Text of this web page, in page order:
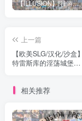
【ILLUSION】I社游戏合集截至2025 无修正汉化硬盘纯净版手慢无[微云/OD]
上一篇
【欧美SLG/汉化/沙盒
特雷斯库的淫荡城堡
Dimitrescu’s Trial
相关推荐